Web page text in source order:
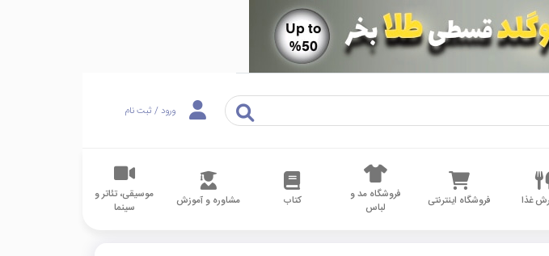
ورود / ثبت نام
غذا فروشگاه اینترنتی
فروشگاه مد و
لباس
کتاب مشاوره و آموزش
موسیقی، تئاتر و
سینما